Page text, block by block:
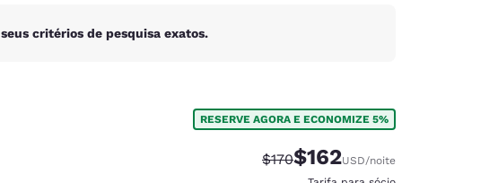
critérios de pesquisa exatos.
RESERVE AGORA E ECONOMIZE 5%
Tarifa anterior “tachada”:
$170Tarifa com desconto:
$162USD/noite